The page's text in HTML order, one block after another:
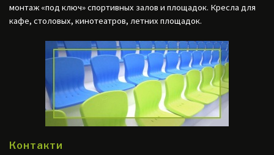
монтаж «под ключ» спортивных залов и площадок. Кресла для
кафе, столовых, кинотеатров, летних площадок.
Контакти